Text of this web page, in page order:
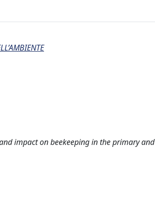
impact on beekeeping in the primary and